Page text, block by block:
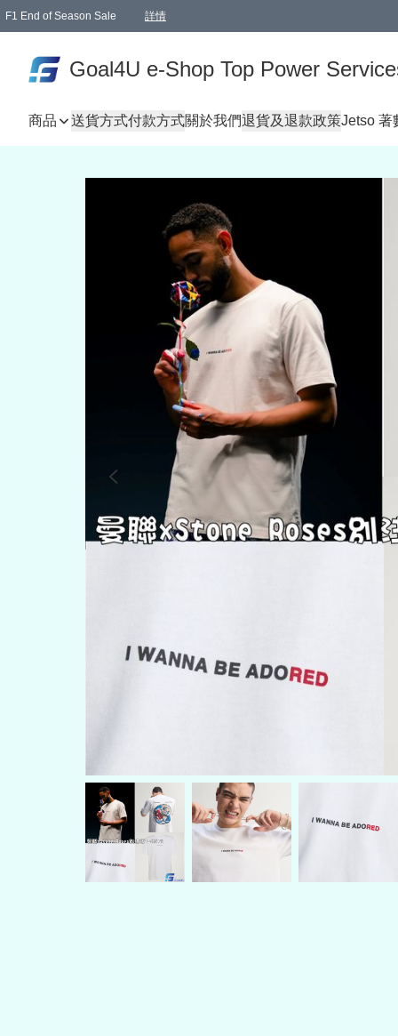
F1 End of Season Sale 詳情
Goal4U e-Shop Top Power
商品 送貨方式付款方式關於我們退貨及退款政策Jetso 著